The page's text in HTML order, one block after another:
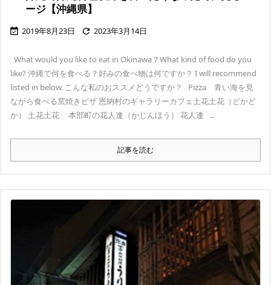
ージ【沖縄県】
 2019年8月23日  2023年3月14日
What would you like to eat in Okinawa？What kind of food do you
like? 沖縄で何を食べる？好みの食べ物は何ですか？ I will recommend
listed in below. こんな私のおススメどうですか？ Pizza 青い海を見
ながら食べる窯焼きピザ 恩納村のギャラリーカフェ土花土花（どかど
か） 土花土花 本部町の花人逢（かじんほう） 花人逢 ...
記事を読む